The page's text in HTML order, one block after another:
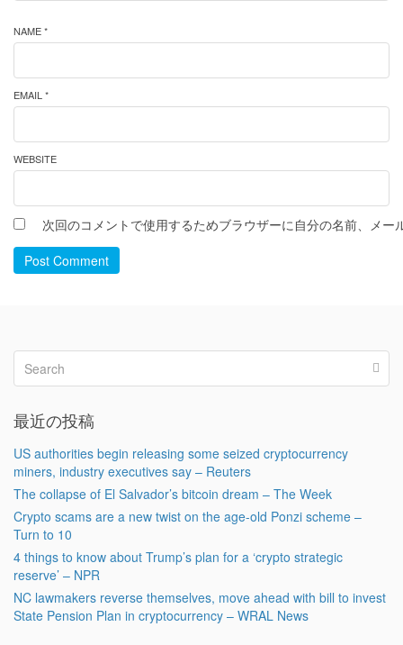
NAME *
EMAIL *
WEBSITE
次回のコメントで使用するためブラウザーに自分の名前、メー
Post Comment
最近の投稿
US authorities begin releasing some seized cryptocurrency
miners, industry executives say – Reuters
The collapse of El Salvador’s bitcoin dream – The Week
Crypto scams are a new twist on the age-old Ponzi scheme –
Turn to 10
4 things to know about Trump’s plan for a ‘crypto strategic
reserve’ – NPR
NC lawmakers reverse themselves, move ahead with bill to invest
State Pension Plan in cryptocurrency – WRAL News